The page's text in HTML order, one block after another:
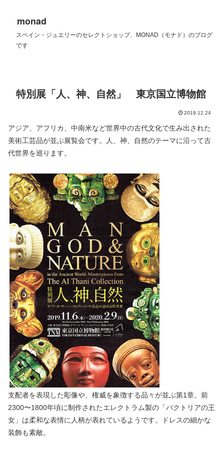
monad
スペイン・ジュエリーのセレクトショップ、MONAD（モナド）のブログ
です
特別展「人、神、自然」 東京国立博物館
2019.12.24
アジア、アフリカ、中南米など世界中の古代文化で生み出された
美術工芸品が並ぶ展覧会です。人、神、自然のテーマに沿って古
代世界を巡ります。
支配者を表現した彫像や、権威を象徴する品々が並ぶ第1章。前
2300〜1800年頃に制作されたエレクトラム製の「バクトリアの王
女」は柔和な表情に人柄が表れているようです。ドレスの細かな
装飾も素敵。